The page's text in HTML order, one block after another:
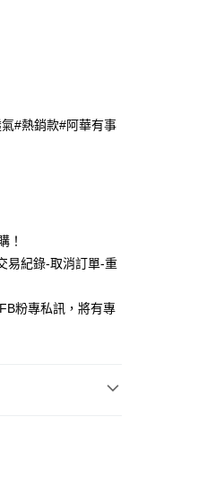
#熱銷款#阿華有事
！
易紀錄-取消訂單-重
粉專私訊，將有專